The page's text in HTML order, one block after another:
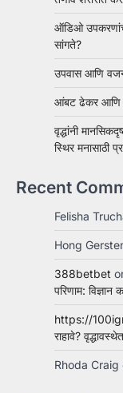
ऑडिओ उपकरणांचा
सांगते?
उपवास आणि
आंबट ढेकर आणि
वृद्धांनी
स्थिर मनासाठी
Recent
Felisha
Hong
388betbet
परिणाम: विज्ञान
https://
राहावे?
Rhoda Craig